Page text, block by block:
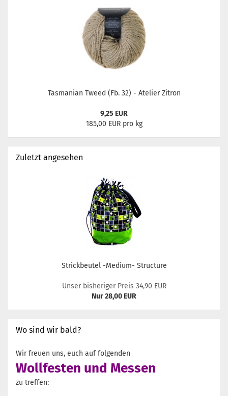
Tasmanian Tweed (Fb. 32) - Atelier Zitron
9,25 EUR
185,00 EUR pro kg
Zuletzt angesehen
Strickbeutel -Medium- Structure
Unser bisheriger Preis 34,90 EUR
Nur 28,00 EUR
Wo sind wir bald?
Wir freuen uns, euch auf folgenden
Wollfesten und Messen
zu treffen: